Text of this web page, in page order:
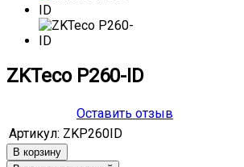
ZKTeco P260-ID
Оставить отзыв
Артикул: ZKP260ID